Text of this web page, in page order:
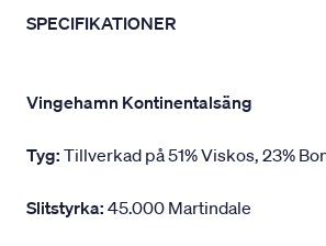
SPECIFIKATIONER
Vingehamn Kontinentalsäng
Tyg: Tillverkad på 51% Viskos, 23%
Slitstyrka: 45.000 Martindale